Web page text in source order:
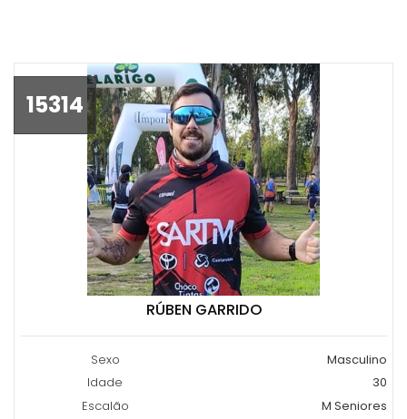
15314
RÚBEN GARRIDO
Sexo
Masculino
Idade
30
Escalão
M Seniores